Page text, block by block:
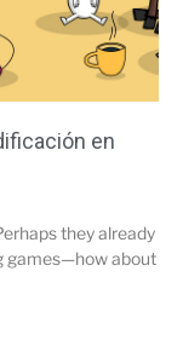
en
they already
games—how about